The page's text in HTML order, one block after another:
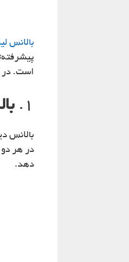
بالانس
است. در
۱.
بالانس
در هر دو
دهد.